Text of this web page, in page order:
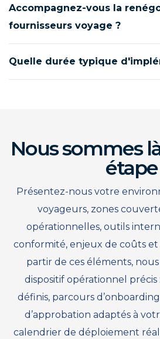
Accompagnez-vous la
fournisseurs voyage ?
Quelle durée typique
Nous sommes
étape
Présentez-nous votre
voyageurs, zones
opérationnelles, outils
conformité, enjeux de coûts
partir de ces éléments,
dispositif opérationnel précis
définis, parcours
d’approbation adaptés à
calendrier de déploiement